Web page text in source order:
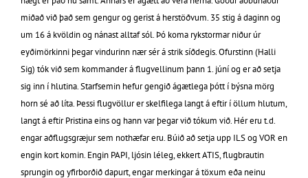
miðað við það sem gengur og gerist á herstöðvum. 35 stig á daginn og
um 16 á kvöldin og nánast alltaf sól. Þó koma rykstormar niður úr
eyðimörkinni þegar vindurinn nær sér á strik síðdegis. Ofurstinn (Halli
Sig) tók við sem kommander á flugvellinum þann 1. júní og er að setja
sig inn í hlutina. Starfsemin hefur gengið ágætlega þótt í býsna mörg
horn sé að líta. Þessi flugvöllur er skelfilega langt á eftir í öllum hlutum,
langt á eftir Pristina eins og hann var þegar við tókum við. Hér eru t.d.
engar aðflugsgræjur sem nothæfar eru. Búið að setja upp ILS og VOR en
engin kort komin. Engin PAPI, ljósin léleg, ekkert ATIS, flugbrautin
sprungin og yfirborðið dapurt, engar merkingar á töxum eða neinu